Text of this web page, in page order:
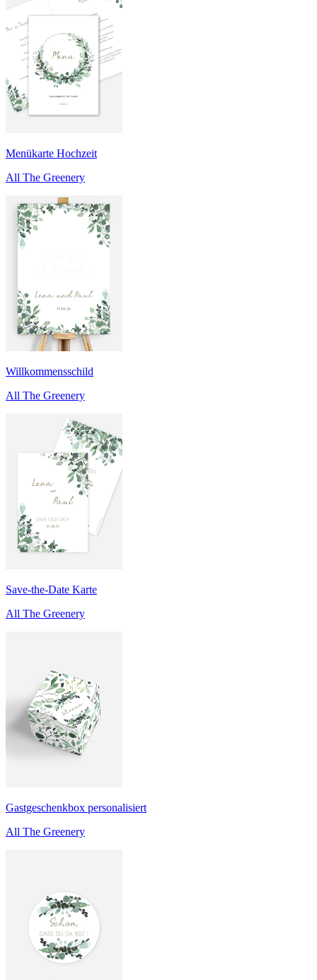
Menükarte Hochzeit
All The Greenery
Willkommensschild
All The Greenery
Save-the-Date Karte
All The Greenery
Gastgeschenkbox personalisiert
All The Greenery